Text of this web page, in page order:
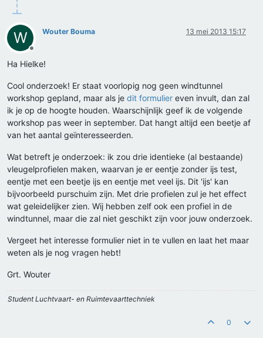
W
Offline
Wouter Bouma 13 mei 2013 15:17
Ha Hielke!
Cool onderzoek! Er staat voorlopig nog geen windtunnel
workshop gepland, maar als je dit formulier even invult, dan zal
ik je op de hoogte houden. Waarschijnlijk geef ik de volgende
workshop pas weer in september. Dat hangt altijd een beetje af
van het aantal geïnteresseerden.
Wat betreft je onderzoek: ik zou drie identieke (al bestaande)
vleugelprofielen maken, waarvan je er eentje zonder ijs test,
eentje met een beetje ijs en eentje met veel ijs. Dit 'ijs' kan
bijvoorbeeld purschuim zijn. Met drie profielen zul je het effect
wat geleidelijker zien. Wij hebben zelf ook een profiel in de
windtunnel, maar die zal niet geschikt zijn voor jouw onderzoek.
Vergeet het interesse formulier niet in te vullen en laat het maar
weten als je nog vragen hebt!
Grt. Wouter
Student Luchtvaart- en Ruimtevaarttechniek
0